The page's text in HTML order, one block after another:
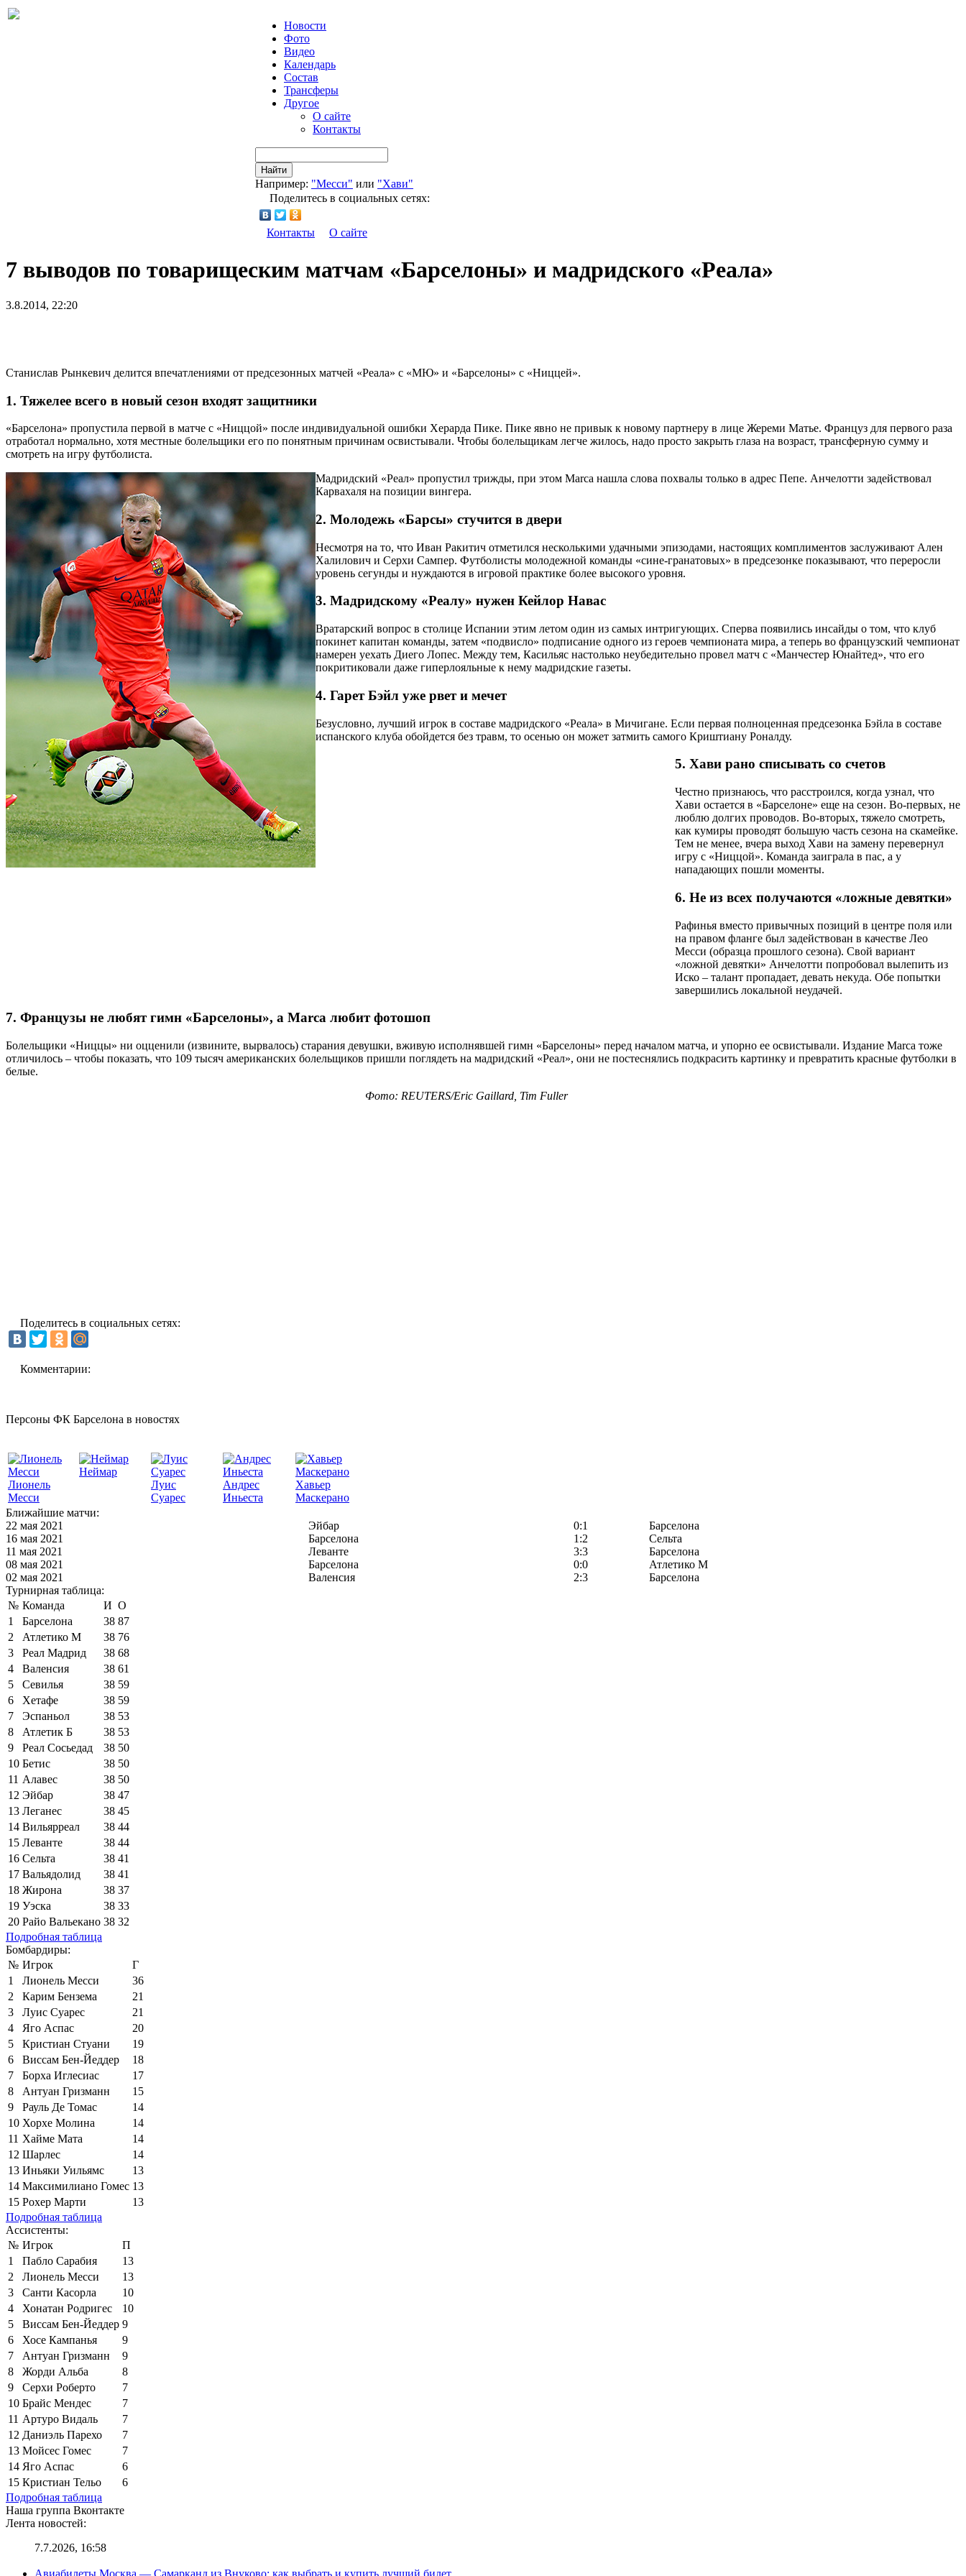
Новости
Фото
Видео
Календарь
Состав
Трансферы
Другое
О сайте
Контакты
Найти
Например: "Месси" или "Хави"
Поделитесь в социальных сетях:
Контакты О сайте
7 выводов по товарищеским матчам «Барселоны» и мадридского «Реала»
3.8.2014, 22:20
Станислав Рынкевич делится впечатлениями от предсезонных матчей «Реала» с «МЮ» и «Барселоны» с «Ниццей».
1. Тяжелее всего в новый сезон входят защитники
«Барселона» пропустила первой в матче с «Ниццой» после индивидуальной ошибки Херарда Пике. Пике явно не привык к новому партнеру в лице Жереми Матье. Француз для первого раза
отработал нормально, хотя местные болельщики его по понятным причинам освистывали. Чтобы болельщикам легче жилось, надо просто закрыть глаза на возраст, трансферную сумму и
смотреть на игру футболиста.
Мадридский «Реал» пропустил трижды, при этом Marca нашла слова похвалы только в адрес Пепе. Анчелотти задействовал
Карвахаля на позиции вингера.
2. Молодежь «Барсы» стучится в двери
Несмотря на то, что Иван Ракитич отметился несколькими удачными эпизодами, настоящих комплиментов заслуживают Ален
Халилович и Серхи Сампер. Футболисты молодежной команды «сине-гранатовых» в предсезонке показывают, что переросли
уровень сегунды и нуждаются в игровой практике более высокого уровня.
3. Мадридскому «Реалу» нужен Кейлор Навас
Вратарский вопрос в столице Испании этим летом один из самых интригующих. Сперва появились инсайды о том, что клуб
покинет капитан команды, затем «подвисло» подписание одного из героев чемпионата мира, а теперь во французский чемпионат
намерен уехать Диего Лопес. Между тем, Касильяс настолько неубедительно провел матч с «Манчестер Юнайтед», что его
покритиковали даже гиперлояльные к нему мадридские газеты.
4. Гарет Бэйл уже рвет и мечет
Безусловно, лучший игрок в составе мадридского «Реала» в Мичигане. Если первая полноценная предсезонка Бэйла в составе
испанского клуба обойдется без травм, то осенью он может затмить самого Криштиану Роналду.
5. Хави рано списывать со счетов
Честно признаюсь, что расстроился, когда узнал, что
Хави остается в «Барселоне» еще на сезон. Во-первых, не
люблю долгих проводов. Во-вторых, тяжело смотреть,
как кумиры проводят большую часть сезона на скамейке.
Тем не менее, вчера выход Хави на замену перевернул
игру с «Ниццой». Команда заиграла в пас, а у
нападающих пошли моменты.
6. Не из всех получаются «ложные девятки»
Рафинья вместо привычных позиций в центре поля или
на правом фланге был задействован в качестве Лео
Месси (образца прошлого сезона). Свой вариант
«ложной девятки» Анчелотти попробовал вылепить из
Иско – талант пропадает, девать некуда. Обе попытки
завершились локальной неудачей.
7. Французы не любят гимн «Барселоны», а Marca любит фотошоп
Болельщики «Ниццы» ни оцценили (извините, вырвалось) старания девушки, вживую исполнявшей гимн «Барселоны» перед началом матча, и упорно ее освистывали. Издание Marca тоже
отличилось – чтобы показать, что 109 тысяч американских болельщиков пришли поглядеть на мадридский «Реал», они не постеснялись подкрасить картинку и превратить красные футболки в
белые.
Фото: REUTERS/Eric Gaillard, Tim Fuller
Поделитесь в социальных сетях:
Комментарии:
Персоны ФК Барселона в новостях
Лионель
Месси
Неймар
Луис
Суарес
Андрес
Иньеста
Хавьер
Маскерано
Ближайшие матчи:
22 мая 2021
Эйбар 0:1
Барселона
16 мая 2021
Барселона 1:2
Сельта
11 мая 2021
Леванте 3:3
Барселона
08 мая 2021
Барселона 0:0
Атлетико М
02 мая 2021
Валенсия 2:3
Барселона
Турнирная таблица:
№ Команда И О
1
Барселона 38 87
2
Атлетико М 38 76
3
Реал Мадрид 38 68
4
Валенсия 38 61
5
Севилья 38 59
6
Хетафе 38 59
7
Эспаньол 38 53
8
Атлетик Б 38 53
9
Реал Сосьедад 38 50
10 Бетис 38 50
11 Алавес 38 50
12 Эйбар 38 47
13 Леганес 38 45
14 Вильярреал 38 44
15 Леванте 38 44
16 Сельта 38 41
17 Вальядолид 38 41
18 Жирона 38 37
19 Уэска 38 33
20 Райо Вальекано 38 32
Подробная таблица
Бомбардиры:
№ Игрок
Г
1
Лионель Месси
36
2
Карим Бензема
21
3
Луис Суарес
21
4
Яго Аспас
20
5
Кристиан Стуани
19
6
Виссам Бен-Йеддер
18
7
Борха Иглесиас
17
8
Антуан Гризманн
15
9
Рауль Де Томас
14
10 Хорхе Молина
14
11 Хайме Мата
14
12 Шарлес
14
13 Иньяки Уильямс
13
14 Максимилиано Гомес 13
15 Рохер Марти
13
Подробная таблица
Ассистенты:
№ Игрок
П
1
Пабло Сарабия
13
2
Лионель Месси
13
3
Санти Касорла
10
4
Хонатан Родригес
10
5
Виссам Бен-Йеддер 9
6
Хосе Кампанья
9
7
Антуан Гризманн
9
8
Жорди Альба
8
9
Серхи Роберто
7
10 Брайс Мендес
7
11 Артуро Видаль
7
12 Даниэль Парехо
7
13 Мойсес Гомес
7
14 Яго Аспас
6
15 Кристиан Тельо
6
Подробная таблица
Наша группа Вконтакте
Лента новостей:
7.7.2026, 16:58
Авиабилеты Москва — Самарканд из Внуково: как выбрать и купить лучший билет